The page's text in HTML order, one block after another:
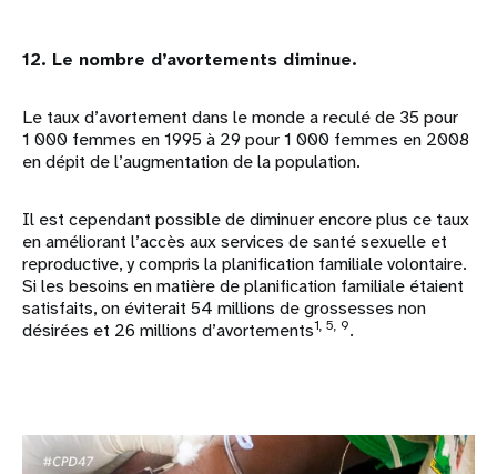
12. Le nombre d’avortements diminue.
Le taux d’avortement dans le monde a reculé de 35 pour
1 000 femmes en 1995 à 29 pour 1 000 femmes en 2008
en dépit de l’augmentation de la population.
Il est cependant possible de diminuer encore plus ce taux
en améliorant l’accès aux services de santé sexuelle et
reproductive, y compris la planification familiale volontaire.
Si les besoins en matière de planification familiale étaient
satisfaits, on éviterait 54 millions de grossesses non
désirées et 26 millions d’avortements1, 5, 9.